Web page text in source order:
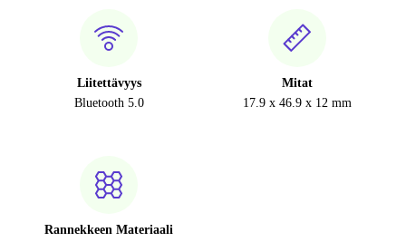
Liitettävyys
Bluetooth 5.0
Mitat
17.9 x 46.9 x 12 mm
Rannekkeen Materiaali